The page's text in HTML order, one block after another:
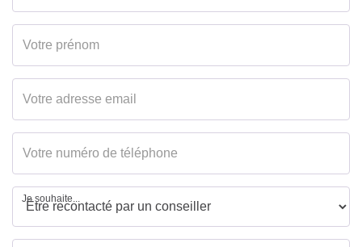
Cuisine Aménagée/équipée
Type Chauffage
DIAGNOSTICS
Concerné par un Etat
Pollutions (ERP)
Non
Je souhaite...